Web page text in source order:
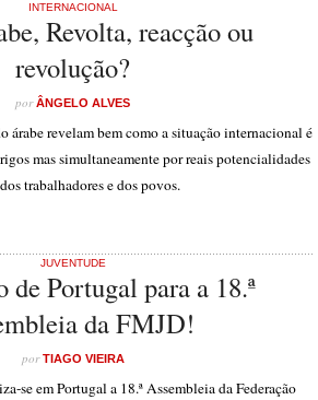
INTERNACIONAL
Revolta, reacção ou
revolução?
porÂNGELO ALVES
árabe revelam bem como a situação internacional é
mas simultaneamente por reais potencialidades
trabalhadores e dos povos.
JUVENTUDE
Portugal para a 18.ª
da FMJD!
porTIAGO VIEIRA
se em Portugal a 18.ª Assembleia da Federação